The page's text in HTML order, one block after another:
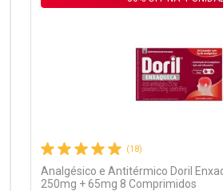
(18)
Analgésico e Antitérmico Doril
250mg + 65mg 8 Comprimidos